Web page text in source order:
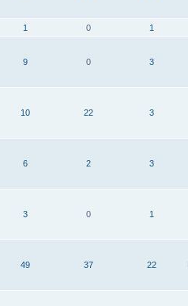
1 0 1
9
0 3
10
22 3
6
2 3
3
0 1
49
37 22